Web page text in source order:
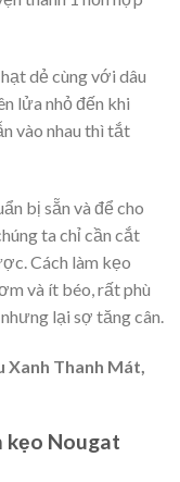
dẻ cùng với dâu
lửa nhỏ đến khi
vào nhau thì tắt
bị sẵn và để cho
ta chỉ cần cắt
Cách làm kẹo
và ít béo, rất phù
lại sợ tăng cân.
Xanh Thanh Mát,
kẹo Nougat